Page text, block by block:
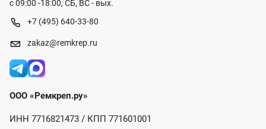
с 09:00 -18:00, СБ, ВС - вых.
+7 (495) 640-33-80
zakaz@remkrep.ru
ООО «Ремкреп.ру»
ИНН 7716821473 / КПП 771601001